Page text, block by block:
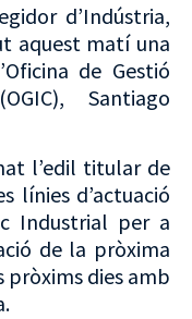
d’Indústria,
aquest matí una
de Gestió
Santiago
l’edil titular de
línies d’actuació
Industrial per a
de la pròxima
pròxims dies amb